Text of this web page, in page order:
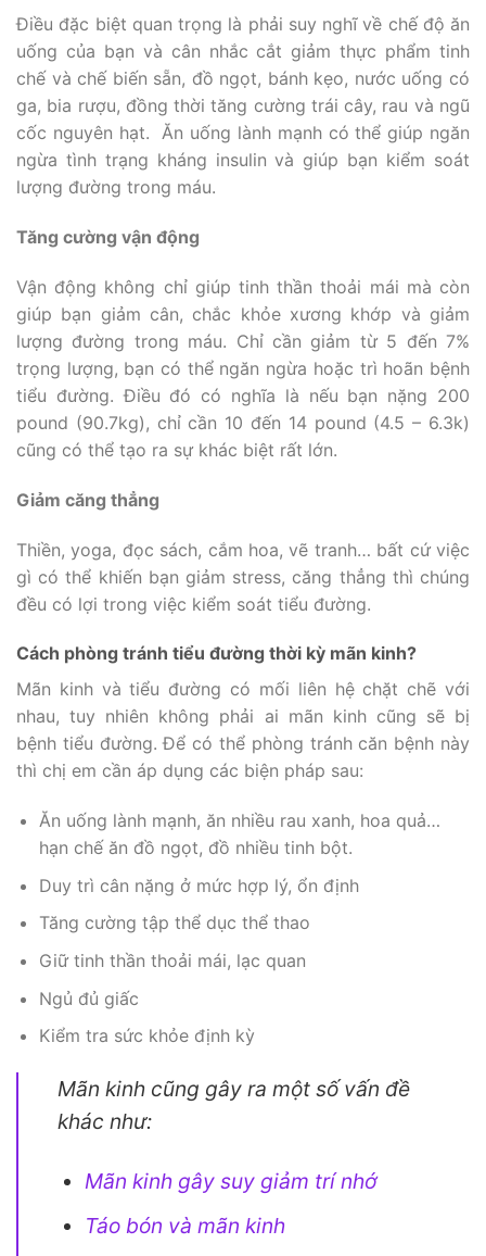
Điều đặc biệt quan trọng là phải suy nghĩ về chế độ ăn
uống của bạn và cân nhắc cắt giảm thực phẩm tinh
chế và chế biến sẵn, đồ ngọt, bánh kẹo, nước uống có
ga, bia rượu, đồng thời tăng cường trái cây, rau và ngũ
cốc nguyên hạt. Ăn uống lành mạnh có thể giúp ngăn
ngừa tình trạng kháng insulin và giúp bạn kiểm soát
lượng đường trong máu.
Tăng cường vận động
Vận động không chỉ giúp tinh thần thoải mái mà còn
giúp bạn giảm cân, chắc khỏe xương khớp và giảm
lượng đường trong máu. Chỉ cần giảm từ 5 đến 7%
trọng lượng, bạn có thể ngăn ngừa hoặc trì hoãn bệnh
tiểu đường. Điều đó có nghĩa là nếu bạn nặng 200
pound (90.7kg), chỉ cần 10 đến 14 pound (4.5 – 6.3k)
cũng có thể tạo ra sự khác biệt rất lớn.
Giảm căng thẳng
Thiền, yoga, đọc sách, cắm hoa, vẽ tranh… bất cứ việc
gì có thể khiến bạn giảm stress, căng thẳng thì chúng
đều có lợi trong việc kiểm soát tiểu đường.
Cách phòng tránh tiểu đường thời kỳ mãn kinh?
Mãn kinh và tiểu đường có mối liên hệ chặt chẽ với
nhau, tuy nhiên không phải ai mãn kinh cũng sẽ bị
bệnh tiểu đường. Để có thể phòng tránh căn bệnh này
thì chị em cần áp dụng các biện pháp sau:
Ăn uống lành mạnh, ăn nhiều rau xanh, hoa quả…
hạn chế ăn đồ ngọt, đồ nhiều tinh bột.
Duy trì cân nặng ở mức hợp lý, ổn định
Tăng cường tập thể dục thể thao
Giữ tinh thần thoải mái, lạc quan
Ngủ đủ giấc
Kiểm tra sức khỏe định kỳ
Mãn kinh cũng gây ra một số vấn đề
khác như:
Mãn kinh gây suy giảm trí nhớ
Táo bón và mãn kinh